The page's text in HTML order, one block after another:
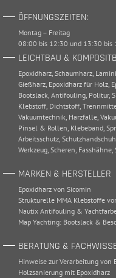
ÖFFNUNGSZEITEN:
Montag – Freitag
08:00 bis 12:30 und 13:30 bis
LEICHTBAU &
Epoxidharz, Schaumharz,
Gießharz, Epoxidharz für Holz,
Bootslack, Antifouling, Politur,
Klebstoff, Dichtstoff,
Vakuumtechnik, Harzfalle,
Pinsel & Rollen, Klebeband,
Arbeitsschutz,
Werkzeug, Scheren, Fasshähne,
MARKEN & HERSTELLER
Epoxidharz von Sicomin
Strukturelle MMA Klebstoffe
Nautix Antifouling &
Map Yachting: Bootslack &
BERATUNG &
Hinweise zur Verarbeitung von
Holzsanierung mit Epoxidharz